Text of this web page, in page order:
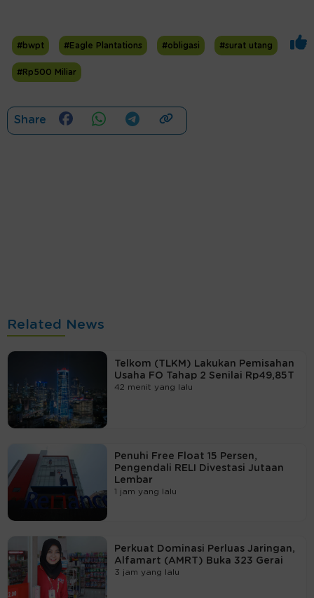
#bwpt #Eagle Plantations #obligasi #surat utang
#Rp500 Miliar
Share
Related News
Telkom (TLKM) Lakukan Pemisahan
Usaha FO Tahap 2 Senilai Rp49,85T
42 menit yang lalu
Penuhi Free Float 15 Persen,
Pengendali RELI Divestasi Jutaan
Lembar
1 jam yang lalu
Perkuat Dominasi Perluas Jaringan,
Alfamart (AMRT) Buka 323 Gerai
3 jam yang lalu